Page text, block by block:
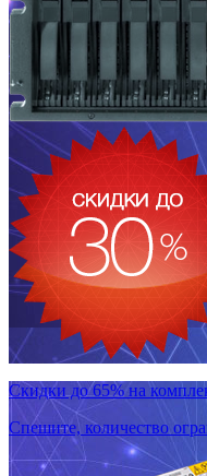
Скидки до 65% на
Спешите, количество